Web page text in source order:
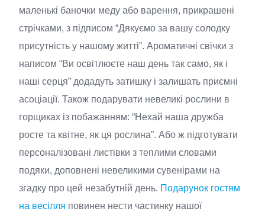
маленькі баночки меду або варення, прикрашені
стрічками, з підписом “Дякуємо за вашу солодку
присутність у нашому житті”. Ароматичні свічки з
написом “Ви освітлюєте наш день так само, як і
наші серця” додадуть затишку і залишать приємні
асоціації. Також подарувати невеликі рослини в
горщиках із побажанням: “Нехай наша дружба
росте та квітне, як ця рослина”. Або ж підготувати
персоналізовані листівки з теплими словами
подяки, доповнені невеликими сувенірами на
згадку про цей незабутній день. Подарунок гостям
на весілля повинен нести частинку нашої